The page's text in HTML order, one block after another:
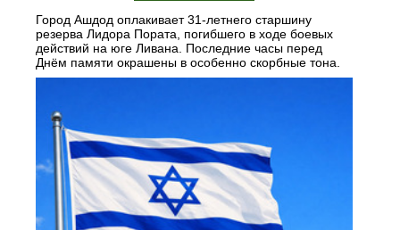
Город Ашдод оплакивает 31-летнего старшину
резерва Лидора Пората, погибшего в ходе боевых
действий на юге Ливана. Последние часы перед
Днём памяти окрашены в особенно скорбные тона.